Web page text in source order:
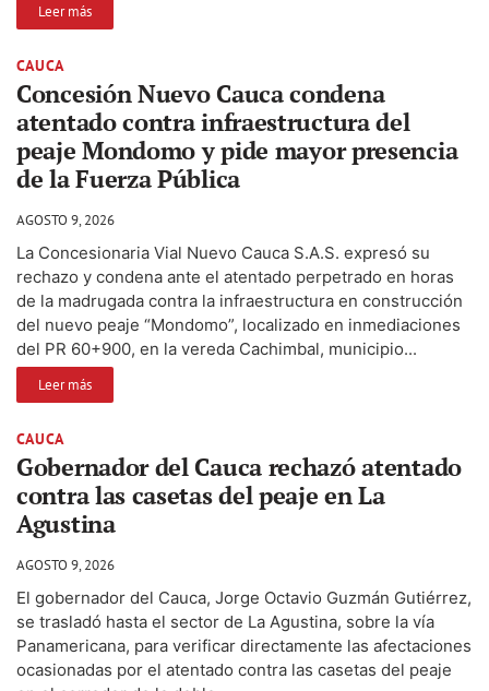
Leer más
CAUCA
Concesión Nuevo Cauca condena
atentado contra infraestructura del
peaje Mondomo y pide mayor presencia
de la Fuerza Pública
AGOSTO 9, 2026
La Concesionaria Vial Nuevo Cauca S.A.S. expresó su
rechazo y condena ante el atentado perpetrado en horas
de la madrugada contra la infraestructura en construcción
del nuevo peaje “Mondomo”, localizado en inmediaciones
del PR 60+900, en la vereda Cachimbal, municipio...
Leer más
CAUCA
Gobernador del Cauca rechazó atentado
contra las casetas del peaje en La
Agustina
AGOSTO 9, 2026
El gobernador del Cauca, Jorge Octavio Guzmán Gutiérrez,
se trasladó hasta el sector de La Agustina, sobre la vía
Panamericana, para verificar directamente las afectaciones
ocasionadas por el atentado contra las casetas del peaje